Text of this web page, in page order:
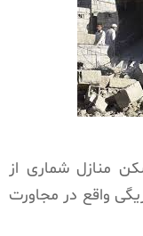
مسکن منازل شماری از
واقع در مجاورت